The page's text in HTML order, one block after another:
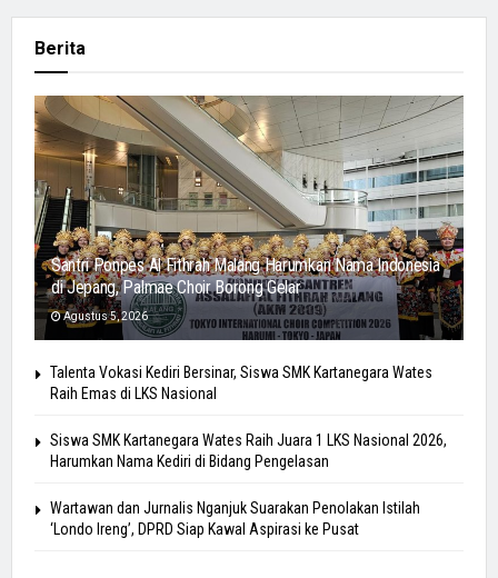
Berita
Santri Ponpes Al Fithrah Malang Harumkan Nama Indonesia
di Jepang, Palmae Choir Borong Gelar
Agustus 5, 2026
Talenta Vokasi Kediri Bersinar, Siswa SMK Kartanegara Wates
Raih Emas di LKS Nasional
Siswa SMK Kartanegara Wates Raih Juara 1 LKS Nasional 2026,
Harumkan Nama Kediri di Bidang Pengelasan
Wartawan dan Jurnalis Nganjuk Suarakan Penolakan Istilah
‘Londo Ireng’, DPRD Siap Kawal Aspirasi ke Pusat